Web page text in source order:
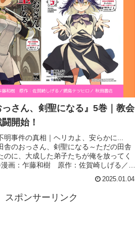
っさん、剣聖になる』5巻｜教会
開始！
明事件の真相｜ヘリカよ、安らかに...
舎のおっさん、剣聖になる～ただの田舎
のに、大成した弟子たちが俺を放ってく
画：乍藤和樹 原作：佐賀崎しげる／鍋
2025.01.04
スポンサーリンク